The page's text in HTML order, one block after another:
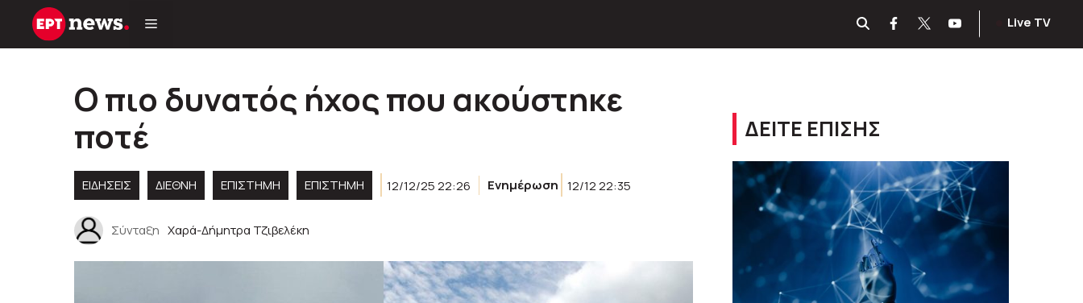
Μετάβαση
Live TV
Ο πιο δυνατός ήχος που ακούστηκε
ποτέ
ΕΙΔΗΣΕΙΣ ΔΙΕΘΝΗ ΕΠΙΣΤΗΜΗ ΕΠΙΣΤΗΜΗ 12/12/25 22:26 Ενημέρωση 12/12 22:35
Σύνταξη Χαρά-Δήμητρα Τζιβελέκη
ΔΕΙΤΕ ΕΠΙΣΗΣ